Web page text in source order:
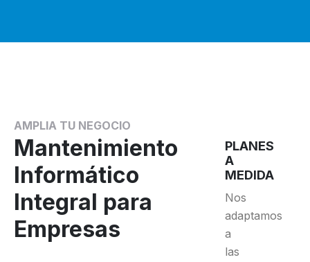
AMPLIA TU NEGOCIO
Mantenimiento
Informático
Integral para
Empresas
PLANES
A
MEDIDA
Nos
adaptamos
a
las